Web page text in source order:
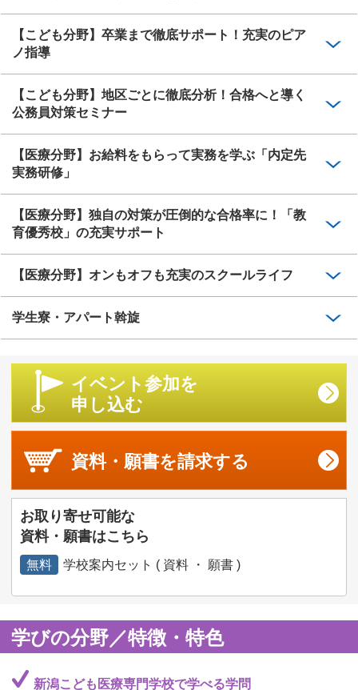
【こども分野】卒業まで徹底サポート！充実のピア
ノ指導
【こども分野】地区ごとに徹底分析！合格へと導く
公務員対策セミナー
【医療分野】お給料をもらって実務を学ぶ「内定先
実務研修」
【医療分野】独自の対策が圧倒的な合格率に！「教
育優秀校」の充実サポート
【医療分野】オンもオフも充実のスクールライフ
学生寮・アパート斡旋
イベント参加を
申し込む
資料・願書を請求する
お取り寄せ可能な
資料・願書はこちら
無料 学校案内セット ( 資料 ・ 願書 )
学びの分野／特徴・特色
新潟こども医療専門学校で学べる学問